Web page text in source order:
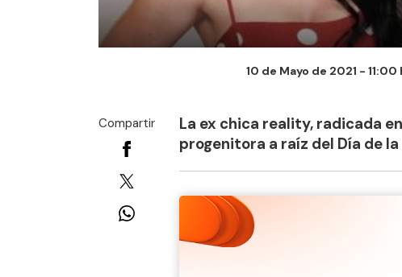
10 de Mayo de 2021 - 11:00
Compartir
La ex chica reality, radicada
progenitora a raíz del Día de